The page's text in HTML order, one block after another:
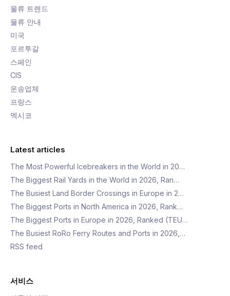
물류 트렌드
물류 안내
미국
포르투갈
스페인
CIS
운송업체
프랑스
멕시코
Latest articles
The Most Powerful Icebreakers in the World in 20…
The Biggest Rail Yards in the World in 2026, Ran…
The Busiest Land Border Crossings in Europe in 2…
The Biggest Ports in North America in 2026, Rank…
The Biggest Ports in Europe in 2026, Ranked (TEU…
The Busiest RoRo Ferry Routes and Ports in 2026,…
RSS feed
서비스